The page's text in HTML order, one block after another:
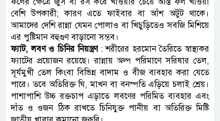
বেশি উপকারী; কারণ এতে ফাইবার বা আঁশ অটুট থাকে।
আমাদের দেশি রান্না যেমন পোলাও বা খিচুড়িতেও সবজি মিশিয়ে
এর পুষ্টিমান বহুগুণ বাড়ানো সম্ভব।
ফ্যাট, লবণ ও চিনির নিয়ন্ত্রণ: শরীরের হরমোন তৈরিতে স্বাস্থ্যকর
ফ্যাটের প্রয়োজন রয়েছে। রান্নায় অল্প পরিমাণে সরিষার তেল,
সূর্যমুখী তেল কিংবা বিভিন্ন বাদাম ও বীজ ব্যবহার করা যেতে
পারে। তবে অতিরিক্ত ঘি, মাখন বা বনস্পতি এড়িয়ে চলাই শ্রেয়।
পাশাপাশি উচ্চ রক্তচাপ এড়াতে লবণের পরিমিত ব্যবহার এবং
দাঁত ও ওজন ঠিক রাখতে চিনিযুক্ত পানীয় বা অতিরিক্ত মিষ্টি